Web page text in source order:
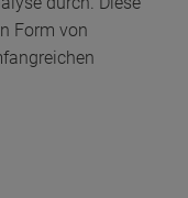
Form von